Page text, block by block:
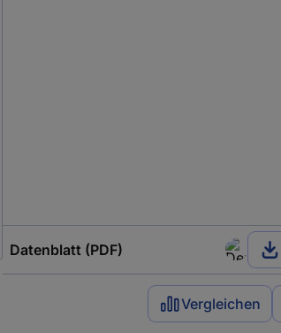
Datenblatt (PDF)
Vergleichen